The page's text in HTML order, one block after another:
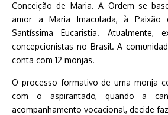
Conceição de Maria. A Ordem se
amor a Maria Imaculada, à Paixão
Santíssima Eucaristia. Atualmente,
concepcionistas no Brasil. A
conta com 12 monjas.
O processo formativo de uma monja
com o aspirantado, quando a
acompanhamento vocacional, decide